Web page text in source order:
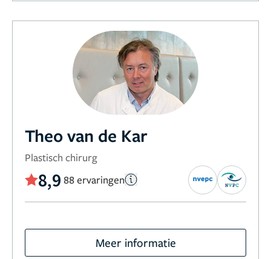
Theo van de Kar
Plastisch chirurg
8,9 88 ervaringen
Meer informatie